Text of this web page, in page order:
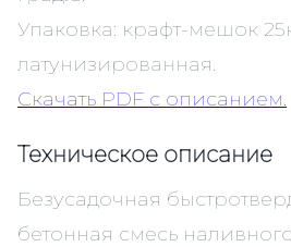
Упаковка: крафт-мешок
латунизированная.
Скачать PDF c описанием.
Техническое описание
Безусадочная
бетонная смесь